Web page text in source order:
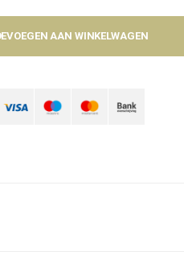
AAN WINKELWAGEN